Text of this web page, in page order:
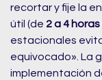
recortar y fije la
útil (de 2 a 4 horas
estacionales
equivocado». La
implementación